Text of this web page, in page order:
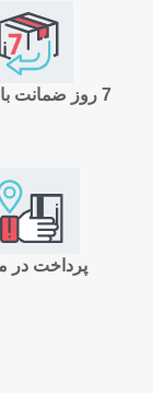
7 روز ضمانت بازگشت
پرداخت در